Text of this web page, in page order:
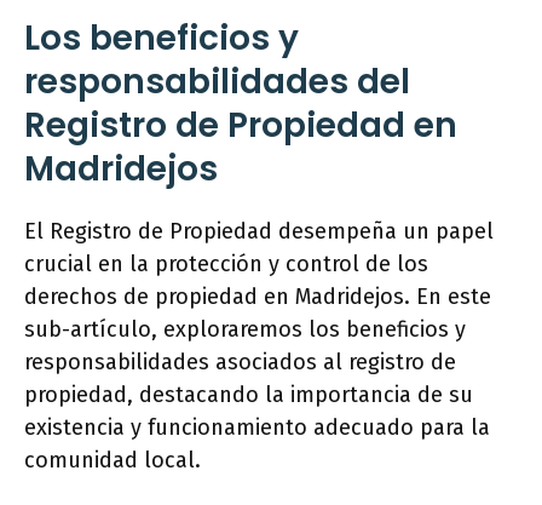
Los beneficios y
responsabilidades del
Registro de Propiedad en
Madridejos
El Registro de Propiedad desempeña un papel
crucial en la protección y control de los
derechos de propiedad en Madridejos. En este
sub-artículo, exploraremos los beneficios y
responsabilidades asociados al registro de
propiedad, destacando la importancia de su
existencia y funcionamiento adecuado para la
comunidad local.